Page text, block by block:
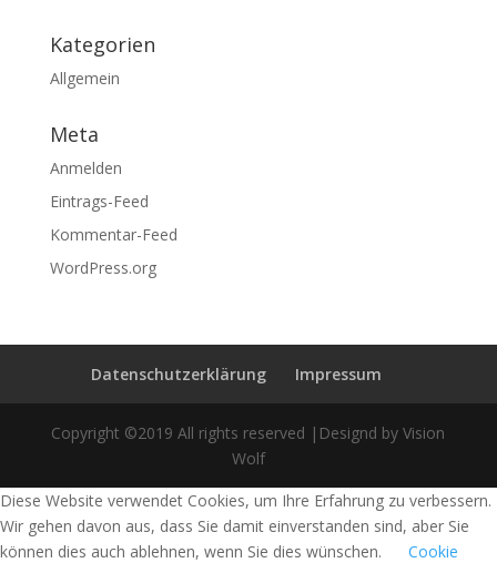
Kategorien
Allgemein
Meta
Anmelden
Eintrags-Feed
Kommentar-Feed
WordPress.org
Datenschutzerklärung Impressum
Copyright ©2019 All rights reserved |Designd by Vision
Wolf
Diese Website verwendet Cookies, um Ihre Erfahrung zu verbessern.
Wir gehen davon aus, dass Sie damit einverstanden sind, aber Sie
können dies auch ablehnen, wenn Sie dies wünschen.
Cookie